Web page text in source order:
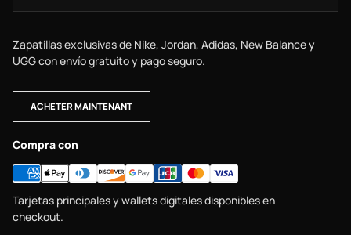
Zapatillas exclusivas de Nike, Jordan, Adidas, New Balance y
UGG con envío gratuito y pago seguro.
ACHETER MAINTENANT
Compra con
Tarjetas principales y wallets digitales disponibles en
checkout.